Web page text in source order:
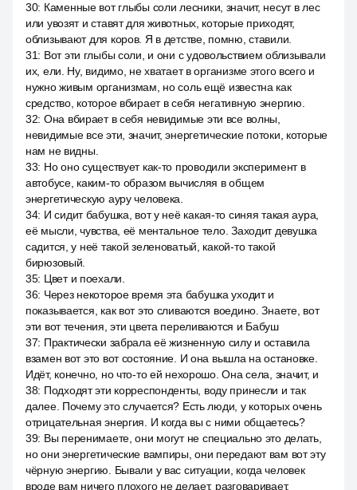
30: Каменные вот глыбы соли лесники, значит, несут в лес
или увозят и ставят для животных, которые приходят,
облизывают для коров. Я в детстве, помню, ставили.
31: Вот эти глыбы соли, и они с удовольствием облизывали
их, ели. Ну, видимо, не хватает в организме этого всего и
нужно живым организмам, но соль ещё известна как
средство, которое вбирает в себя негативную энергию.
32: Она вбирает в себя невидимые эти все волны,
невидимые все эти, значит, энергетические потоки, которые
нам не видны.
33: Но оно существует как-то проводили эксперимент в
автобусе, каким-то образом вычисляя в общем
энергетическую ауру человека.
34: И сидит бабушка, вот у неё какая-то синяя такая аура,
её мысли, чувства, её ментальное тело. Заходит девушка
садится, у неё такой зеленоватый, какой-то такой
бирюзовый.
35: Цвет и поехали.
36: Через некоторое время эта бабушка уходит и
показывается, как вот это сливаются воедино. Знаете, вот
эти вот течения, эти цвета переливаются и Бабуш
37: Практически забрала её жизненную силу и оставила
взамен вот это вот состояние. И она вышла на остановке.
Идёт, конечно, но что-то ей нехорошо. Она села, значит, и
38: Подходят эти корреспонденты, воду принесли и так
далее. Почему это случается? Есть люди, у которых очень
отрицательная энергия. И когда вы с ними общаетесь?
39: Вы перенимаете, они могут не специально это делать,
но они энергетические вампиры, они передают вам вот эту
чёрную энергию. Бывали у вас ситуации, когда человек
вроде вам ничего плохого не делает, разговаривает,